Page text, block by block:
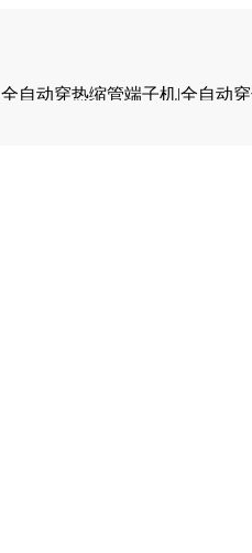
全自动穿热缩管端子机|全自动